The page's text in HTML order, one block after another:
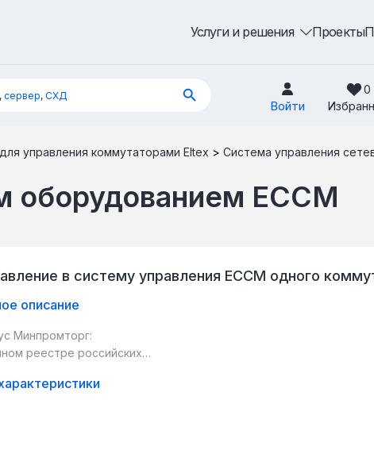
Услуги и решения Проекты
, сервер, СХД
Войти
0
управления коммутаторами Eltex > Система управления
оборудованием ECCM
в систему управления ECCM одного
описание
Минпромторг:
реестре российских